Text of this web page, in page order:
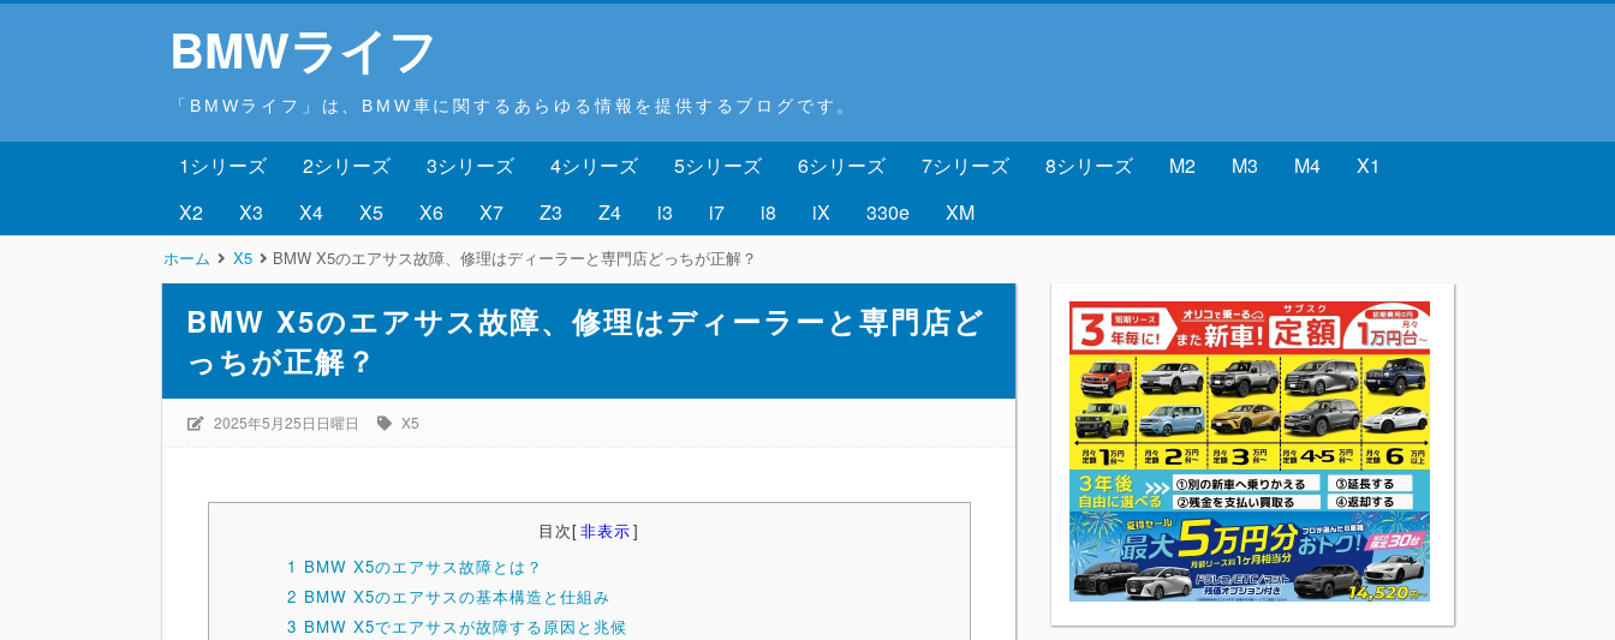
BMWライフ
「BMWライフ」は、BMW車に関するあらゆる情報を提供するブログです。
1シリーズ 2シリーズ 3シリーズ 4シリーズ 5シリーズ 6シリーズ 7シリーズ 8シリーズ M2 M3 M4
X1
X2
X3 X4 X5 X6 X7 Z3 Z4 i3 i7 i8 iX 330e XM
ホーム X5 BMW X5のエアサス故障、修理はディーラーと専門店どっちが正解？
BMW X5のエアサス故障、修理はディーラーと専門店ど
っちが正解？
2025年5月25日日曜日 X5
目次[非表示]
1 BMW X5のエアサス故障とは？
2 BMW X5のエアサスの基本構造と仕組み
3 BMW X5でエアサスが故障する原因と兆候